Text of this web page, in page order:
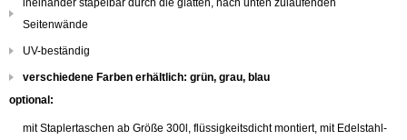
ineinander stapelbar durch die glatten, nach unten zulaufenden
Seitenwände
UV-beständig
verschiedene Farben erhältlich: grün, grau, blau
optional:
mit Staplertaschen ab Größe 300l, flüssigkeitsdicht montiert, mit Edelstahl-